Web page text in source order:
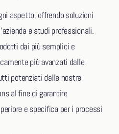
aspetto, offrendo soluzioni
e studi professionali.
dai più semplici e
più avanzati dalle
potenziati dalle nostre
al fine di garantire
e specifica per i processi